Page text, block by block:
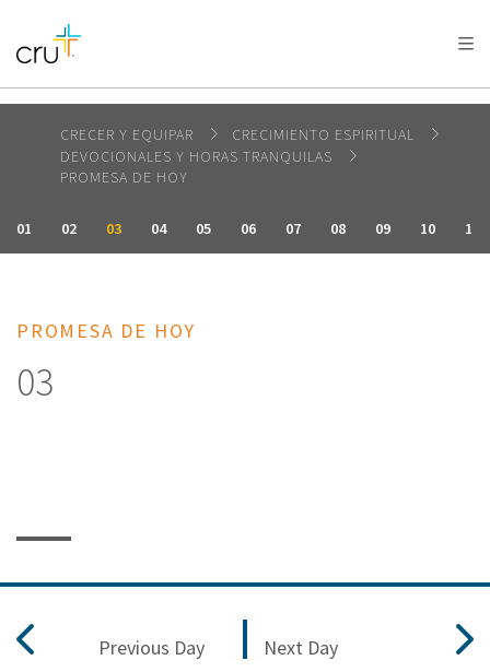
AFRICA
AMERICA / CARIBBEAN
OCEANIA
CRECER Y EQUIPAR
CRECIMIENTO ESPIRITUAL
DEVOCIONALES Y HORAS TRANQUILAS
PROMESA DE HOY
01 02 03 04 05 06 07 08 09 10 11
PROMESA DE HOY
03
Previous Day Next Day